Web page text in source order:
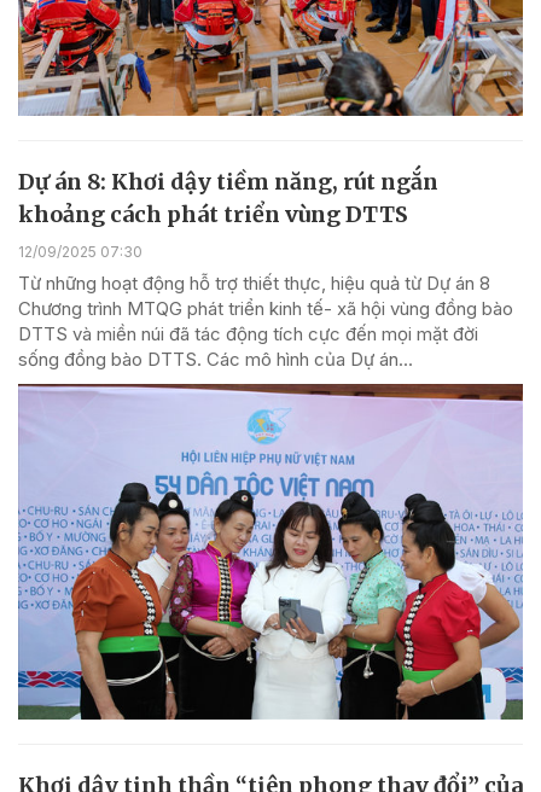
Dự án 8: Khơi dậy tiềm năng, rút ngắn
khoảng cách phát triển vùng DTTS
12/09/2025 07:30
Từ những hoạt động hỗ trợ thiết thực, hiệu quả từ Dự án 8
Chương trình MTQG phát triển kinh tế- xã hội vùng đồng bào
DTTS và miền núi đã tác động tích cực đến mọi mặt đời
sống đồng bào DTTS. Các mô hình của Dự án...
Khơi dậy tinh thần “tiên phong thay đổi” của